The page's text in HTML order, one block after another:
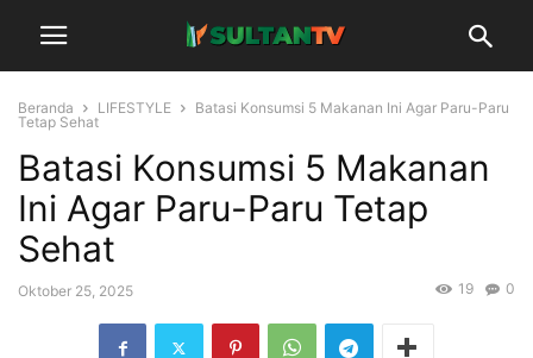
Beranda LIFESTYLE
Batasi Konsumsi 5 Makanan Ini Agar Paru-Paru
Tetap Sehat
Batasi Konsumsi 5 Makanan
Ini Agar Paru-Paru Tetap
Sehat
Oktober 25, 2025 0
19